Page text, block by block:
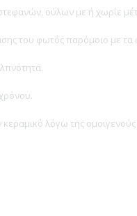
ούλων με ή χωρίε
του φωτός παρόμοιο με τα
λόγω της